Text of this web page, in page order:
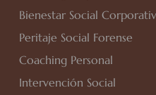
Bienestar Social
Peritaje Social Forense
Coaching Personal
Intervención Social